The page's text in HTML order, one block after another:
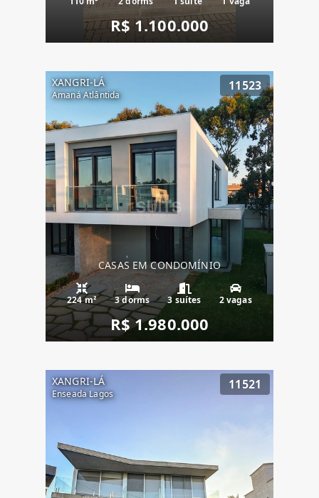
R$ 1.100.000
XANGRI-LÁ
Amaná Atlântida
11523
CASAS EM CONDOMÍNIO
224 m² 3 dorms 3 suítes 2 vagas
R$ 1.980.000
XANGRI-LÁ
Enseada Lagos
11521